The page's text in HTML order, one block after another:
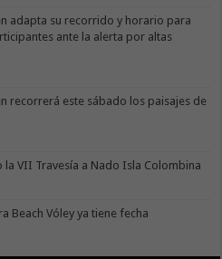
adapta su recorrido y horario para
ante la alerta por altas
recorrerá este sábado los paisajes de
la VII Travesía a Nado Isla Colombina
Beach Vóley ya tiene fecha